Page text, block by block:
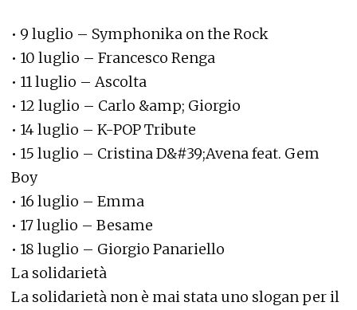
• 9 luglio – Symphonika on the Rock
• 10 luglio – Francesco Renga
• 11 luglio – Ascolta
• 12 luglio – Carlo &amp; Giorgio
• 14 luglio – K-POP Tribute
• 15 luglio – Cristina D&#39;Avena feat. Gem
Boy
• 16 luglio – Emma
• 17 luglio – Besame
• 18 luglio – Giorgio Panariello
La solidarietà
La solidarietà non è mai stata uno slogan per il